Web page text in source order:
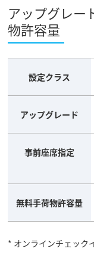
アップグレー
物許容量
設定クラス
アップグレード
事前座席指定
無料手荷物許容量
* オンラインチェック